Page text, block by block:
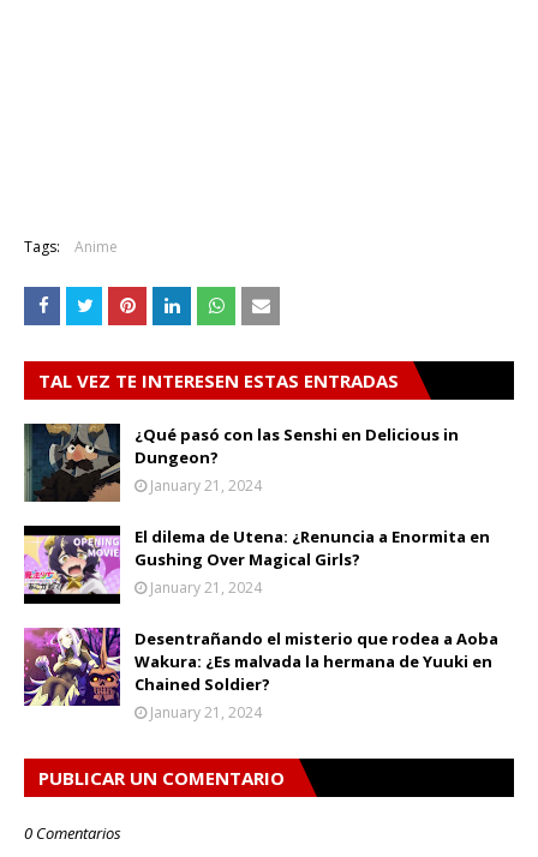
Tags: Anime
TAL VEZ TE INTERESEN ESTAS ENTRADAS
¿Qué pasó con las Senshi en Delicious in
Dungeon?
January 21, 2024
El dilema de Utena: ¿Renuncia a Enormita en
Gushing Over Magical Girls?
January 21, 2024
Desentrañando el misterio que rodea a Aoba
Wakura: ¿Es malvada la hermana de Yuuki en
Chained Soldier?
January 21, 2024
PUBLICAR UN COMENTARIO
0 Comentarios